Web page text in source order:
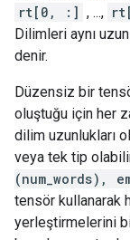
rt[0, :] , ...,
Dilimleri aynı
denir.
Düzensiz bir
oluştuğu için her
dilim uzunlukları
veya tek tip
(num_words),
tensör kullanarak
yerleştirmelerini